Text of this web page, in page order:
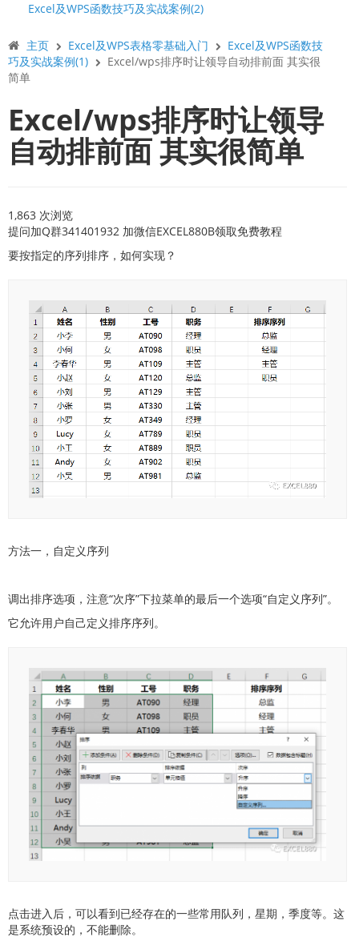
Excel及WPS函数技巧及实战案例(2)
主页 Excel及WPS表格零基础入门
Excel及WPS函数技
巧及实战案例(1)
Excel/wps排序时让领导自动排前面 其实很
简单
Excel/wps排序时让领导
自动排前面 其实很简单
1,863 次浏览
提问加Q群341401932 加微信EXCEL880B领取免费教程
要按指定的序列排序，如何实现？
方法一，自定义序列
调出排序选项，注意“次序”下拉菜单的最后一个选项“自定义序列”。
它允许用户自己定义排序序列。
点击进入后，可以看到已经存在的一些常用队列，星期，季度等。这
是系统预设的，不能删除。